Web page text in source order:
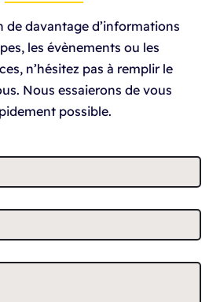
de davantage d’informations
les évènements ou les
n’hésitez pas à remplir le
Nous essaierons de vous
possible.